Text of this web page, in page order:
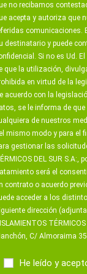
no recibamos
acepta y autoriza que
comunicaciones.
destinatario y puede
Si no es Ud.
que la utilización,
en virtud de la
acuerdo con la
se le informa de
de nuestros
mismo modo y para el
gestionar las
DEL SUR S.A:,
será el
contrato o acuerdo
acceder a los
dirección
C/ Almoraima
He leído y